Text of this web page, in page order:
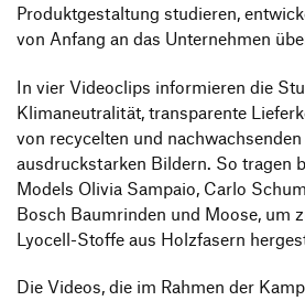
Produkt­ge­stal­tung studieren,
von Anfang an das Unter­nehmen
In vier Video­clips infor­mieren die
Klima­neu­tra­lität, trans­pa­rente
von recy­celten und
ausdruck­starken Bildern. So tragen
Models Olivia Sampaio, Carlo
Bosch Baum­rinden und Moose, um
Lyocell-Stoffe aus Holz­fa­sern
Die Videos, die im Rahmen der